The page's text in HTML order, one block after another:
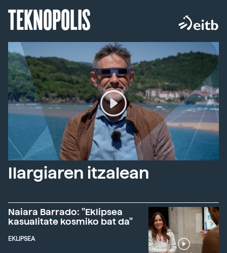
TEKNOPOLIS
Ilargiaren itzalean
Naiara Barrado: "Eklipsea
kasualitate kosmiko bat da"
EKLIPSEA